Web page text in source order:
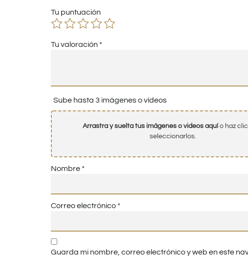
Tu puntuación
Tu valoración *
Sube hasta 3 imágenes o vídeos
Arrastra y suelta tus imágenes o videos aquío haz
seleccionarlos.
Nombre *
Correo electrónico *
Guarda mi nombre, correo electrónico y web en este